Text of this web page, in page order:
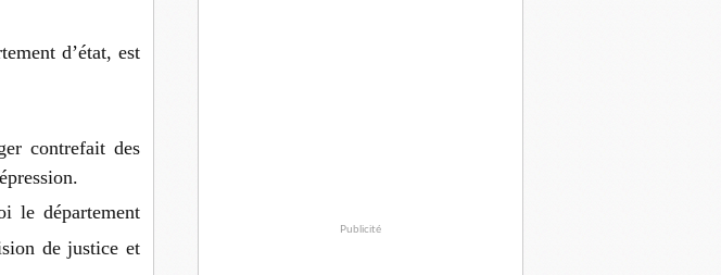
d’état, est
contrefait des
le département
de justice et
Publicité